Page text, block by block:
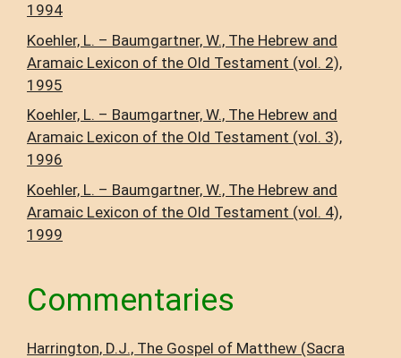
1994
Koehler, L. – Baumgartner, W., The Hebrew and
Aramaic Lexicon of the Old Testament (vol. 2),
1995
Koehler, L. – Baumgartner, W., The Hebrew and
Aramaic Lexicon of the Old Testament (vol. 3),
1996
Koehler, L. – Baumgartner, W., The Hebrew and
Aramaic Lexicon of the Old Testament (vol. 4),
1999
Commentaries
Harrington, D.J., The Gospel of Matthew (Sacra